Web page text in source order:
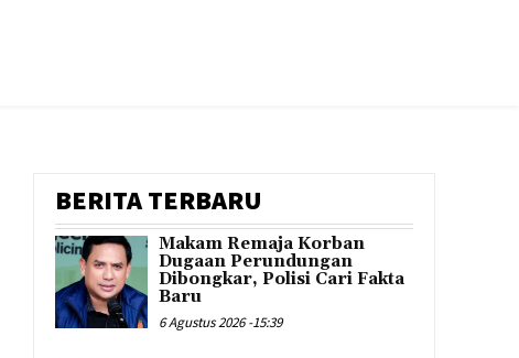
BERITA TERBARU
Makam Remaja Korban
Dugaan Perundungan
Dibongkar, Polisi Cari Fakta
Baru
6 Agustus 2026 -15:39